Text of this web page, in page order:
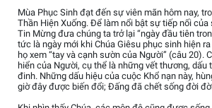
Mùa Phục Sinh đạt đến sự viên mãn hôm nay,
Thần Hiện Xuống. Để làm nổi bật sự tiếp nối của
Tin Mừng đưa chúng ta trở lại “ngày đầu tiên
tức là ngày mới khi Chúa Giêsu phục sinh hiện
họ xem “tay và cạnh sườn của Người” (câu 20).
hiển của Người, cụ thể là những vết thương, dấu
đinh. Những dấu hiệu của cuộc Khổ nạn này,
giờ đây được biến đổi; Đấng đã chết sống đời